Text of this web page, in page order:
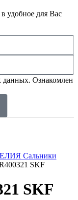
удобное для Вас
данных. Ознакомлен
Сальники
SKF
SKF